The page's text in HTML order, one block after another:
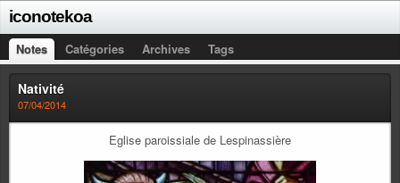
iconotekoa
Notes Catégories Archives Tags
Nativité
07/04/2014
Eglise paroissiale de Lespinassière